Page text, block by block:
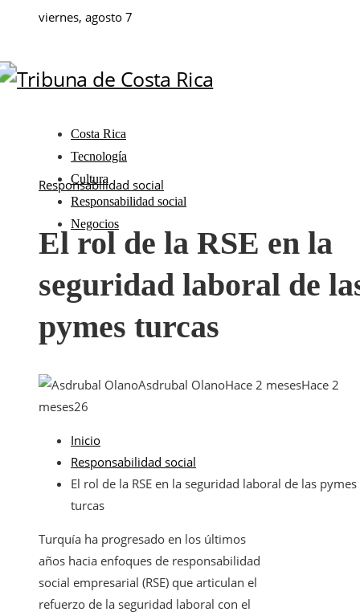
viernes, agosto 7
Costa Rica
Tecnología
Cultura
Responsabilidad social
Negocios
Responsabilidad social
El rol de la RSE en la
seguridad laboral de
pymes turcas
Asdrubal OlanoHace 2 mesesHace 2
meses26
Inicio
Responsabilidad social
El rol de la RSE en la seguridad laboral de las pymes
turcas
Turquía ha progresado en los últimos
años hacia enfoques de responsabilidad
social empresarial (RSE) que articulan el
refuerzo de la seguridad laboral con el